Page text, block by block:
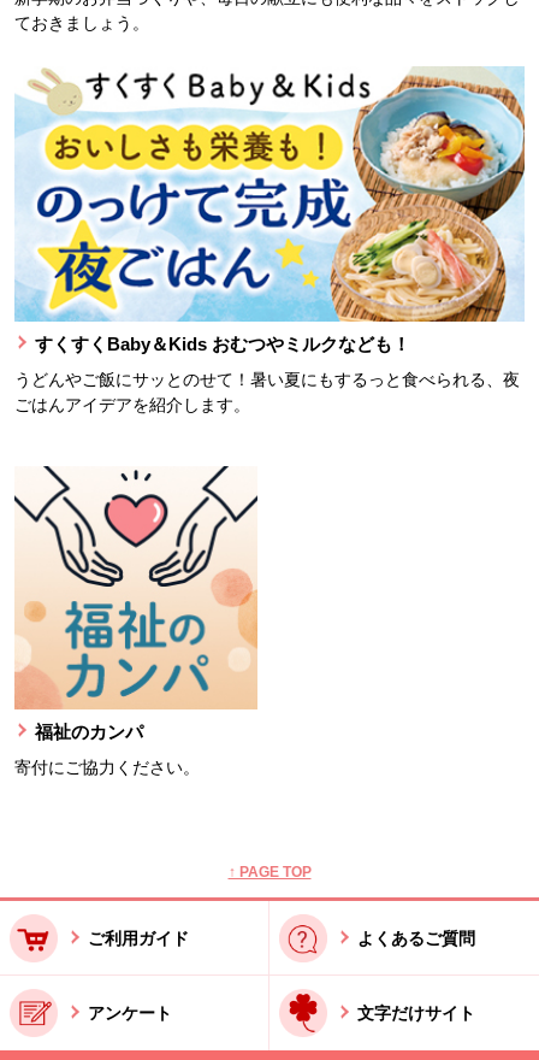
ておきましょう。
すくすくBaby＆Kids おむつやミルクなども！
うどんやご飯にサッとのせて！暑い夏にもするっと食べられる、夜
ごはんアイデアを紹介します。
福祉のカンパ
寄付にご協力ください。
↑ PAGE TOP
ご利用ガイド よくあるご質問
アンケート 文字だけサイト